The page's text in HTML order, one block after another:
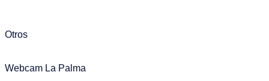
Otros
Webcam La Palma